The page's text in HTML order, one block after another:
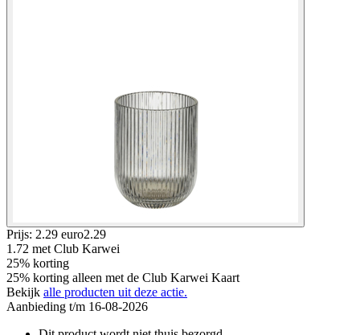
Prijs: 2.29 euro2.29
1.72 met Club Karwei
25% korting
25% korting alleen met de Club Karwei Kaart
Bekijk alle producten uit deze actie.
Aanbieding t/m 16-08-2026